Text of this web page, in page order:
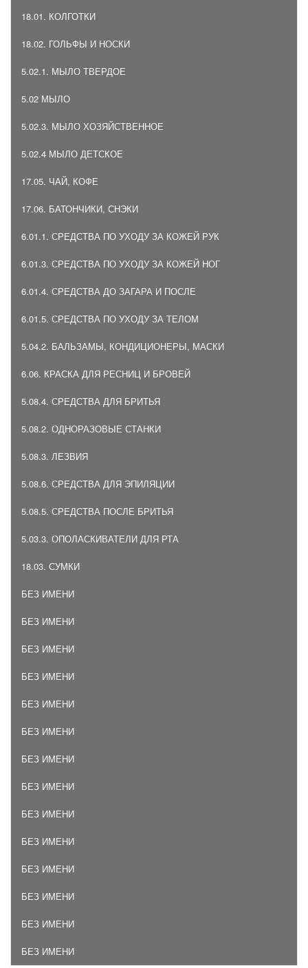
18.01. КОЛГОТКИ
18.02. ГОЛЬФЫ И НОСКИ
5.02.1. МЫЛО ТВЕРДОЕ
5.02 МЫЛО
5.02.3. МЫЛО ХОЗЯЙСТВЕННОЕ
5.02.4 МЫЛО ДЕТСКОЕ
17.05. ЧАЙ, КОФЕ
17.06. БАТОНЧИКИ, СНЭКИ
6.01.1. СРЕДСТВА ПО УХОДУ ЗА КОЖЕЙ РУК
6.01.3. СРЕДСТВА ПО УХОДУ ЗА КОЖЕЙ НОГ
6.01.4. СРЕДСТВА ДО ЗАГАРА И ПОСЛЕ
6.01.5. СРЕДСТВА ПО УХОДУ ЗА ТЕЛОМ
5.04.2. БАЛЬЗАМЫ, КОНДИЦИОНЕРЫ, МАСКИ
6.06. КРАСКА ДЛЯ РЕСНИЦ И БРОВЕЙ
5.08.4. СРЕДСТВА ДЛЯ БРИТЬЯ
5.08.2. ОДНОРАЗОВЫЕ СТАНКИ
5.08.3. ЛЕЗВИЯ
5.08.6. СРЕДСТВА ДЛЯ ЭПИЛЯЦИИ
5.08.5. СРЕДСТВА ПОСЛЕ БРИТЬЯ
5.03.3. ОПОЛАСКИВАТЕЛИ ДЛЯ РТА
18.03. СУМКИ
БЕЗ ИМЕНИ
БЕЗ ИМЕНИ
БЕЗ ИМЕНИ
БЕЗ ИМЕНИ
БЕЗ ИМЕНИ
БЕЗ ИМЕНИ
БЕЗ ИМЕНИ
БЕЗ ИМЕНИ
БЕЗ ИМЕНИ
БЕЗ ИМЕНИ
БЕЗ ИМЕНИ
БЕЗ ИМЕНИ
БЕЗ ИМЕНИ
БЕЗ ИМЕНИ